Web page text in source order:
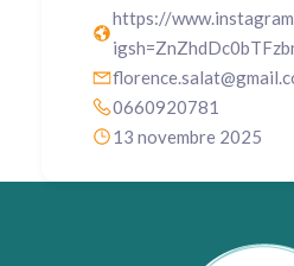
https://
0660920781
13 novembre 2025